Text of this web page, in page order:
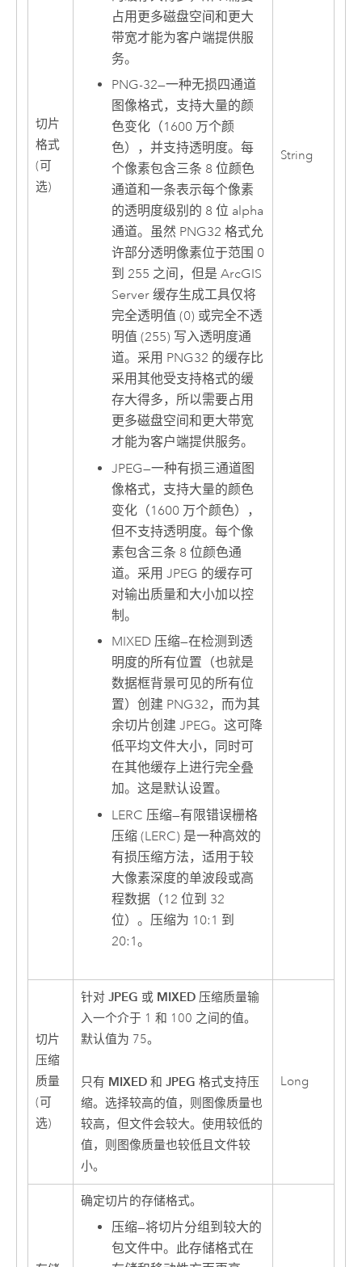
切片
格式
(可
选)
占用更多磁盘空间和更大
带宽才能为客户端提供服
务。
PNG-32—一种无损四通道
图像格式，支持大量的颜
色变化（1600 万个颜
色），并支持透明度。每
个像素包含三条 8 位颜色
通道和一条表示每个像素
的透明度级别的 8 位 alpha
通道。虽然 PNG32 格式允
许部分透明像素位于范围 0
到 255 之间，但是 ArcGIS
Server 缓存生成工具仅将
完全透明值 (0) 或完全不透
明值 (255) 写入透明度通
道。采用 PNG32 的缓存比
采用其他受支持格式的缓
存大得多，所以需要占用
更多磁盘空间和更大带宽
才能为客户端提供服务。
JPEG—一种有损三通道图
像格式，支持大量的颜色
变化（1600 万个颜色），
但不支持透明度。每个像
素包含三条 8 位颜色通
道。采用 JPEG 的缓存可
对输出质量和大小加以控
制。
MIXED 压缩—在检测到透
明度的所有位置（也就是
数据框背景可见的所有位
置）创建 PNG32，而为其
余切片创建 JPEG。这可降
低平均文件大小，同时可
在其他缓存上进行完全叠
加。这是默认设置。
LERC 压缩—有限错误栅格
压缩 (LERC) 是一种高效的
有损压缩方法，适用于较
大像素深度的单波段或高
程数据（12 位到 32
位）。压缩为 10:1 到
20:1。
String
切片
压缩
质量
(可
选)
针对 JPEG 或 MIXED压缩质量输
入一个介于 1 和 100 之间的值。
默认值为 75。
只有 MIXED和 JPEG 格式支持压
缩。选择较高的值，则图像质量也
较高，但文件会较大。使用较低的
值，则图像质量也较低且文件较
小。
Long
确定切片的存储格式。
压缩—将切片分组到较大的
包文件中。此存储格式在